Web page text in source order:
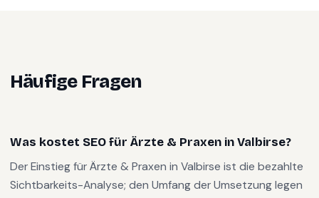
Häufige Fragen
Was kostet SEO für Ärzte & Praxen in Valbirse?
Der Einstieg für Ärzte & Praxen in Valbirse ist die bezahlte
Sichtbarkeits-Analyse; den Umfang der Umsetzung legen